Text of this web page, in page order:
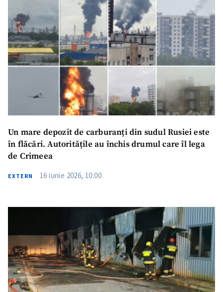
Un mare depozit de carburanți din sudul Rusiei este
în flăcări. Autoritățile au închis drumul care îl lega
de Crimeea
EXTERN 16 iunie 2026, 10:00